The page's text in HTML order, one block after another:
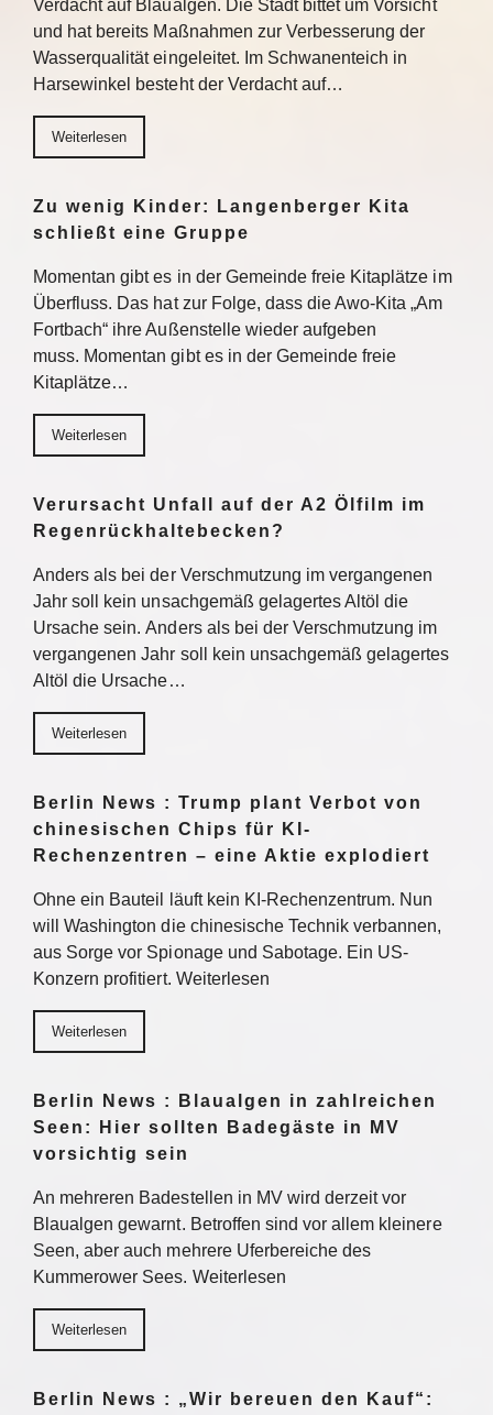
Verdacht auf Blaualgen. Die Stadt bittet um Vorsicht
und hat bereits Maßnahmen zur Verbesserung der
Wasserqualität eingeleitet. Im Schwanenteich in
Harsewinkel besteht der Verdacht auf…
Weiterlesen
Zu wenig Kinder: Langenberger Kita
schließt eine Gruppe
Momentan gibt es in der Gemeinde freie Kitaplätze im
Überfluss. Das hat zur Folge, dass die Awo-Kita „Am
Fortbach“ ihre Außenstelle wieder aufgeben
muss. Momentan gibt es in der Gemeinde freie
Kitaplätze…
Weiterlesen
Verursacht Unfall auf der A2 Ölfilm im
Regenrückhaltebecken?
Anders als bei der Verschmutzung im vergangenen
Jahr soll kein unsachgemäß gelagertes Altöl die
Ursache sein. Anders als bei der Verschmutzung im
vergangenen Jahr soll kein unsachgemäß gelagertes
Altöl die Ursache…
Weiterlesen
Berlin News : Trump plant Verbot von
chinesischen Chips für KI-
Rechenzentren – eine Aktie explodiert
Ohne ein Bauteil läuft kein KI-Rechenzentrum. Nun
will Washington die chinesische Technik verbannen,
aus Sorge vor Spionage und Sabotage. Ein US-
Konzern profitiert. Weiterlesen
Weiterlesen
Berlin News : Blaualgen in zahlreichen
Seen: Hier sollten Badegäste in MV
vorsichtig sein
An mehreren Badestellen in MV wird derzeit vor
Blaualgen gewarnt. Betroffen sind vor allem kleinere
Seen, aber auch mehrere Uferbereiche des
Kummerower Sees. Weiterlesen
Weiterlesen
Berlin News : „Wir bereuen den Kauf“: